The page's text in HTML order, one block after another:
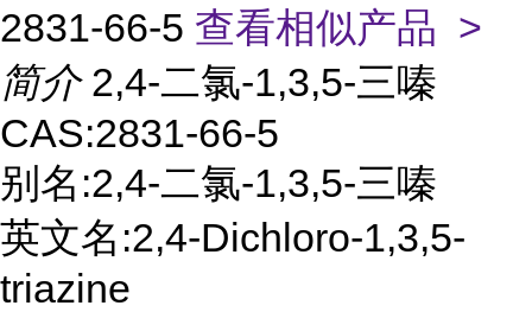
2831-66-5 查看相似产品 >
简介 2,4-二氯-1,3,5-三嗪
CAS:2831-66-5
别名:2,4-二氯-1,3,5-三嗪
英文名:2,4-Dichloro-1,3,5-
triazine